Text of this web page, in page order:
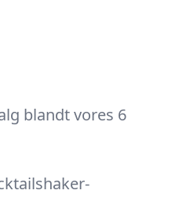
blandt vores 6